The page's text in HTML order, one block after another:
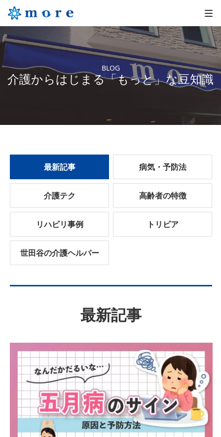
BLOG
介護からはじまる「もっと」な豆知識
最新記事 病気・予防法
介護テク 高齢者の特徴
リハビリ事例 トリビア
世田谷の介護ヘルパー
最新記事